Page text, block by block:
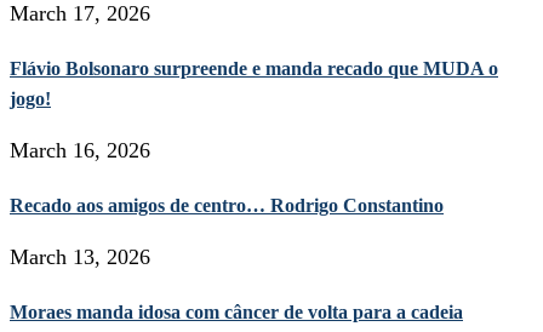
March 17, 2026
Flávio Bolsonaro surpreende e manda recado que MUDA o
jogo!
March 16, 2026
Recado aos amigos de centro… Rodrigo Constantino
March 13, 2026
Moraes manda idosa com câncer de volta para a cadeia